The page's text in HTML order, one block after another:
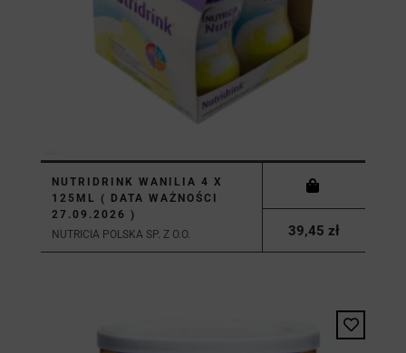
NUTRIDRINK WANILIA 4 X
125ML ( DATA WAŻNOŚCI
27.09.2026 )
NUTRICIA POLSKA SP. Z O.O.
39,45 zł